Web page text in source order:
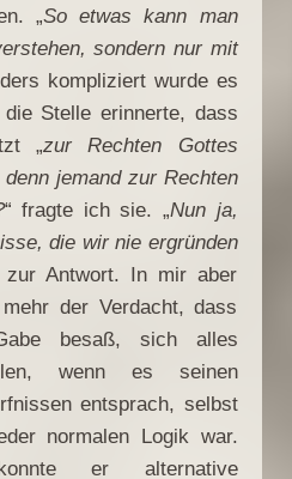
„So etwas kann man
sondern nur mit
kompliziert wurde es
Stelle erinnerte, dass
„zur Rechten Gottes
denn jemand zur Rechten
“ fragte ich sie. „Nun ja,
die wir nie ergründen
zur Antwort. In mir aber
der Verdacht, dass
besaß, sich alles
wenn es seinen
entsprach, selbst
normalen Logik war.
er alternative